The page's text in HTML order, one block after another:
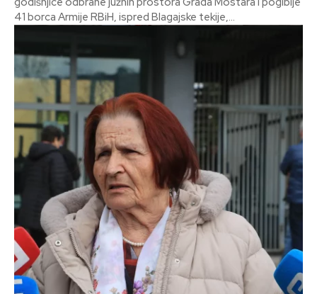
41 borca Armije RBiH, ispred Blagajske tekije,...